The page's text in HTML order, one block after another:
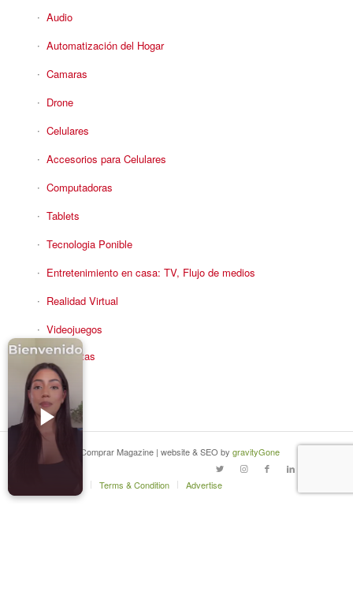
Audio
Automatización del Hogar
Camaras
Drone
Celulares
Accesorios para Celulares
Computadoras
Tablets
Tecnologia Ponible
Entretenimiento en casa: TV, Flujo de medios
Realidad Virtual
Videojuegos
Reciba Ofertas
© Copyright - Comprar Magazine | website & SEO by gravityGone
Terms & Condition Advertise